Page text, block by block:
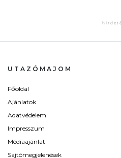
UTAZÓMAJOM
Főoldal
Ajánlatok
Adatvédelem
Impresszum
Médiaajánlat
Sajtómegjelenések